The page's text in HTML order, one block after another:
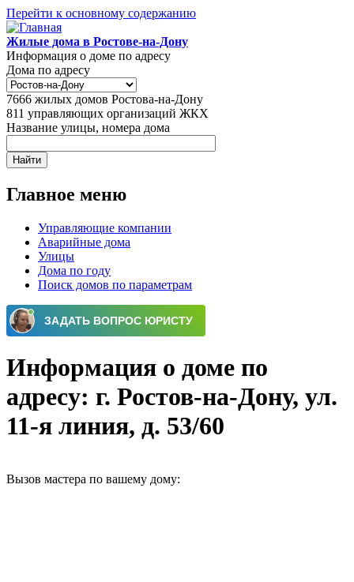
Перейти к основному содержанию
Жилые дома в Ростове-на-Дону
Информация о доме по адресу
Дома по адресу
7666 жилых домов Ростова-на-Дону
811 управляющих организаций ЖКХ
Название улицы, номера дома
Главное меню
Управляющие компании
Аварийные дома
Улицы
Дома по году
Поиск домов по параметрам
Информация о доме по
адресу: г. Ростов-на-Дону, ул.
11-я линия, д. 53/60
Вызов мастера по вашему дому: